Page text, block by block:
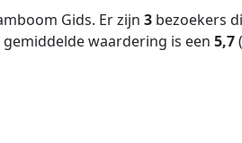
Gids. Er zijn 3 bezoekers
gemiddelde waardering is een 5,7